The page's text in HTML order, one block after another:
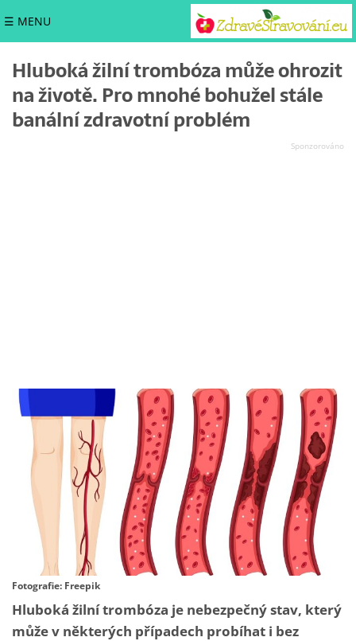
☰ MENU
Hluboká žilní trombóza může ohrozit
na životě. Pro mnohé bohužel stále
banální zdravotní problém
Fotografie: Freepik
Hluboká žilní trombóza je nebezpečný stav, který
může v některých případech probíhat i bez